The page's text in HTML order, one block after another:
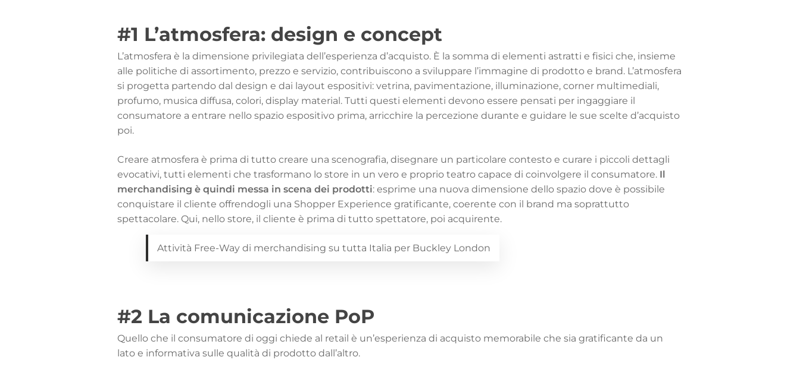
#1 L’atmosfera: design e concept
L’atmosfera è la dimensione privilegiata dell’esperienza d’acquisto. È la somma di elementi astratti e fisici che, insieme
alle politiche di assortimento, prezzo e servizio, contribuiscono a sviluppare l’immagine di prodotto e brand. L’atmosfera
si progetta partendo dal design e dai layout espositivi: vetrina, pavimentazione, illuminazione, corner multimediali,
profumo, musica diffusa, colori, display material. Tutti questi elementi devono essere pensati per ingaggiare il
consumatore a entrare nello spazio espositivo prima, arricchire la percezione durante e guidare le sue scelte d’acquisto
poi.
Creare atmosfera è prima di tutto creare una scenografia, disegnare un particolare contesto e curare i piccoli dettagli
evocativi, tutti elementi che trasformano lo store in un vero e proprioteatro capace di coinvolgere il consumatore. Il
merchandising è quindi messa in scena dei prodotti: esprime una nuova dimensione dello spazio dove è possibile
conquistare il cliente offrendogli una Shopper Experience gratificante, coerente con il brand ma soprattutto
spettacolare. Qui, nello store, il cliente è prima di tutto spettatore, poi acquirente.
Attività Free-Way di merchandising su tutta Italia per Buckley London
#2 La comunicazione PoP
Quello che il consumatore di oggi chiede al retail è un’esperienza di acquisto memorabile che sia gratificante da un
lato e informativa sulle qualità di prodotto dall’altro.